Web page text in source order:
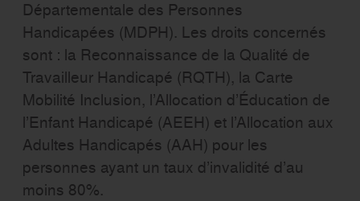
Départementale des Personnes
Handicapées (MDPH). Les droits concernés
sont : la Reconnaissance de la Qualité de
Travailleur Handicapé (RQTH), la Carte
Mobilité Inclusion, l’Allocation d’Éducation de
l’Enfant Handicapé (AEEH) et l’Allocation aux
Adultes Handicapés (AAH) pour les
personnes ayant un taux d’invalidité d’au
moins 80%.